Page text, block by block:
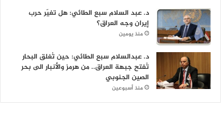
د. عبد السلام سبع الطائي: هل تغيّر حرب
إيران وجه العراق؟
منذ يومين
د. عبدالسلام سبع الطائي: حين تُغلق البحار
تُفتح جبهة العراق.. من هرمز والأنبار الى بحر
الصين الجنوبي
منذ أسبوعين